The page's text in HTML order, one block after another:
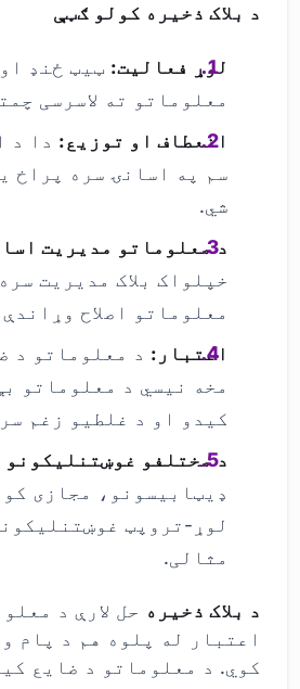
د بلاک ذخیره کولو ګټې
لوړ فعالیت: ټیټ ځنډ
معلوماتو ته لاسرسی
انعطاف او توزیع: دا د
سم په اسانۍ سره پراخ
شي.
د معلوماتو مدیریت
خپلواک بلاک مدیریت
معلوماتو اصلاح
اعتبار: د معلوماتو د
مخه نیسي د معلوماتو
کیدو او د غلطیو زغم
د مختلفو غوښتنلیکونو
ډیټابیسونو، مجازی
لوړ-تروپټ
مثالی.
د بلاک ذخیره حل لارې د
اعتبار له پلوه هم د پام
کوي. د معلوماتو د ضایع